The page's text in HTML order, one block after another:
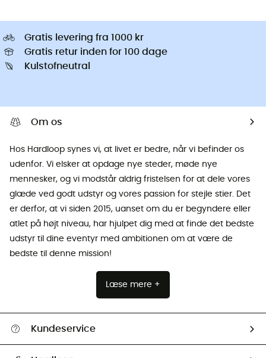
Gratis levering fra 1000 kr
Gratis retur inden for 100 dage
Kulstofneutral
Om os
Hos Hardloop synes vi, at livet er bedre, når vi befinder os
udenfor. Vi elsker at opdage nye steder, møde nye
mennesker, og vi modstår aldrig fristelsen for at dele vores
glæde ved godt udstyr og vores passion for stejle stier. Det
er derfor, at vi siden 2015, uanset om du er begyndere eller
atlet på højt niveau, har hjulpet dig med at finde det bedste
udstyr til dine eventyr med ambitionen om at være de
bedste til denne mission!
Læse mere +
Kundeservice